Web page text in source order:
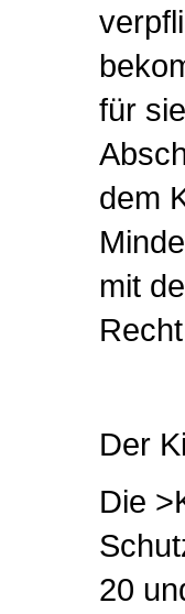
für
dem
mit
Der
Die
20